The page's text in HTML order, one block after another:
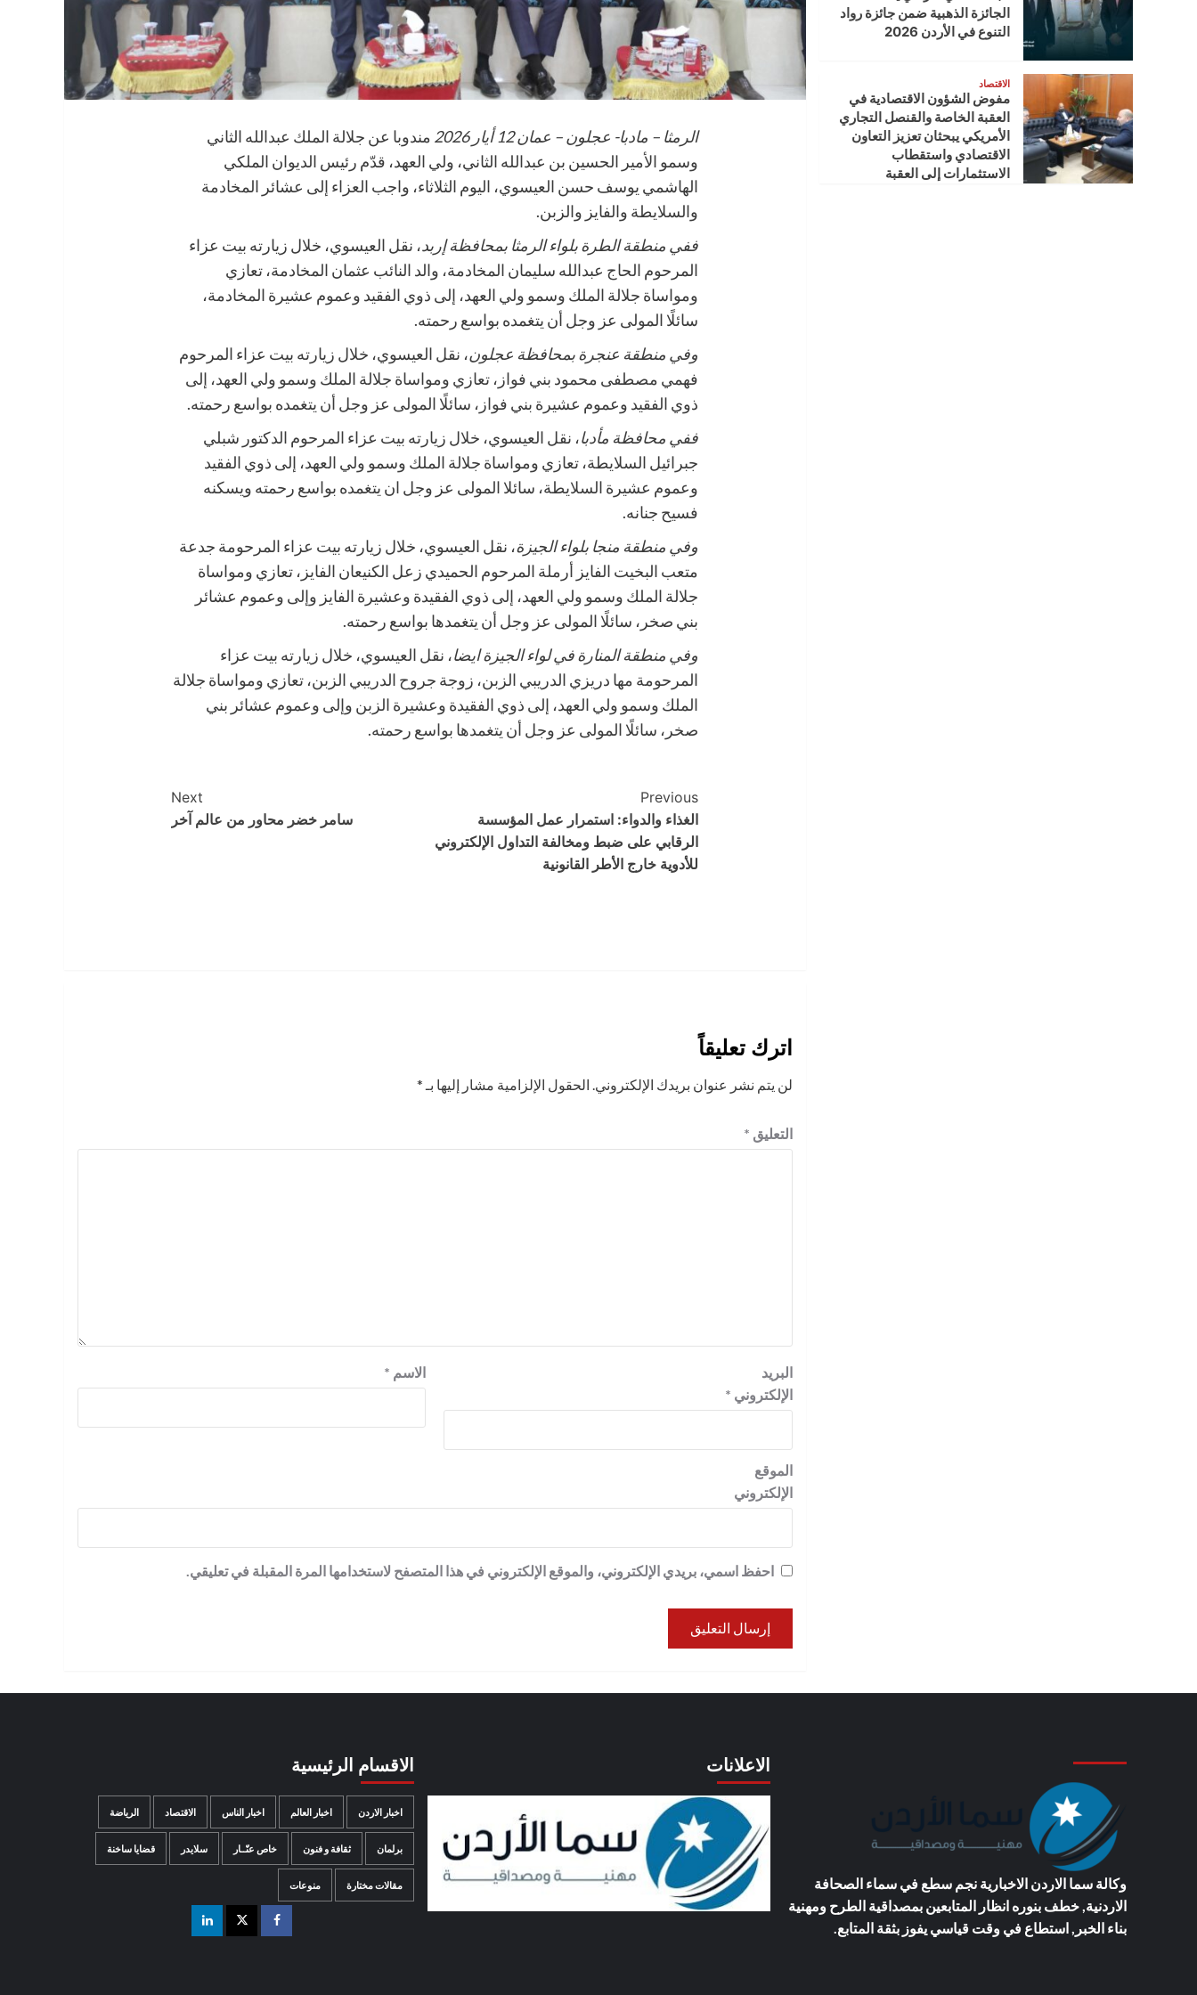
الرمثا – مادبا- عجلون – عمان 12 أيار 2026
مندوبا عن جلالة الملك عبدالله الثاني
وسمو الأمير الحسين بن عبدالله الثاني، ولي العهد، قدّم رئيس الديوان الملكي
الهاشمي يوسف حسن العيسوي، اليوم الثلاثاء، واجب العزاء إلى عشائر المخادمة
والسلايطة والفايز والزبن.
ففي منطقة الطرة بلواء الرمثا بمحافظة إربد، نقل العيسوي، خلال زيارته بيت عزاء
المرحوم الحاج عبدالله سليمان المخادمة، والد النائب عثمان المخادمة، تعازي
ومواساة جلالة الملك وسمو ولي العهد، إلى ذوي الفقيد وعموم عشيرة المخادمة،
سائلًا المولى عز وجل أن يتغمده بواسع رحمته.
وفي منطقة عنجرة بمحافظة عجلون، نقل العيسوي، خلال زيارته بيت عزاء المرحوم
فهمي مصطفى محمود بني فواز، تعازي ومواساة جلالة الملك وسمو ولي العهد، إلى
ذوي الفقيد وعموم عشيرة بني فواز، سائلًا المولى عز وجل أن يتغمده بواسع رحمته.
ففي محافظة مأدبا، نقل العيسوي، خلال زيارته بيت عزاء المرحوم الدكتور شبلي
جبرائيل السلايطة، تعازي ومواساة جلالة الملك وسمو ولي العهد، إلى ذوي الفقيد
وعموم عشيرة السلايطة، سائلا المولى عز وجل ان يتغمده بواسع رحمته ويسكنه
فسيح جنانه.
وفي منطقة منجا بلواء الجيزة، نقل العيسوي، خلال زيارته بيت عزاء المرحومة جدعة
متعب البخيت الفايز أرملة المرحوم الحميدي زعل الكنيعان الفايز، تعازي ومواساة
جلالة الملك وسمو ولي العهد، إلى ذوي الفقيدة وعشيرة الفايز وإلى وعموم عشائر
بني صخر، سائلًا المولى عز وجل أن يتغمدها بواسع رحمته.
وفي منطقة المنارة في لواء الجيزة ايضا، نقل العيسوي، خلال زيارته بيت عزاء
المرحومة مها دريزي الدريبي الزبن، زوجة جروح الدريبي الزبن، تعازي ومواساة جلالة
الملك وسمو ولي العهد، إلى ذوي الفقيدة وعشيرة الزبن وإلى وعموم عشائر بني
صخر، سائلًا المولى عز وجل أن يتغمدها بواسع رحمته.
Post
Navigation
Previous
الغذاء والدواء: استمرار عمل المؤسسة
الرقابي على ضبط ومخالفة التداول الإلكتروني
للأدوية خارج الأطر القانونية
Next
سامر خضر محاور من عالم آخر
اترك تعليقاً
لن يتم نشر عنوان بريدك الإلكتروني. الحقول الإلزامية مشار إليها بـ *
التعليق *
الاسم *
البريد
الإلكتروني *
الموقع
الإلكتروني
احفظ اسمي، بريدي الإلكتروني، والموقع الإلكتروني في هذا المتصفح لاستخدامها المرة المقبلة في تعليقي.
الجائزة الذهبية ضمن جائزة رواد
التنوع في الأردن 2026
الاقتصاد
مفوض الشؤون الاقتصادية في
العقبة الخاصة والقنصل التجاري
الأمريكي يبحثان تعزيز التعاون
الاقتصادي واستقطاب
الاستثمارات إلى العقبة
وكالة سما الاردن الاخباريةنجم سطع في سماء الصحافة
الاردنية, خطف بنوره انظار المتابعين بمصداقية الطرح ومهنية
بناء الخبر, استطاع في وقت قياسي يفوز بثقة المتابع.
الاعلانات الاقسام الرئيسية
اخبار الاردن اخبار العالم اخبار الناس الاقتصاد الرياضة
برلمان ثقافة و فنون خاص عنّــار سلايدر قضايا ساخنة
مقالات مختارة منوعات